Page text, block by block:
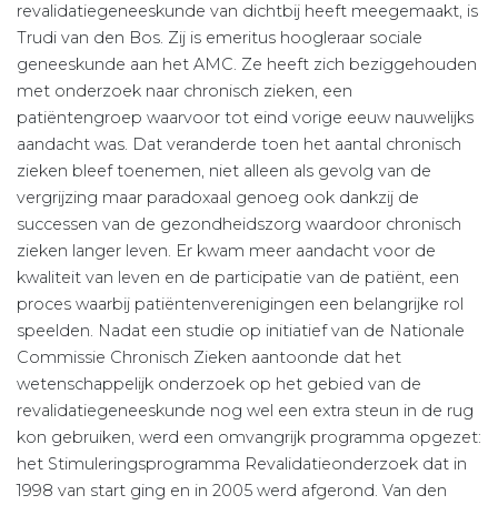
revalidatiegeneeskunde van dichtbij heeft meegemaakt, is
Trudi van den Bos. Zij is emeritus hoogleraar sociale
geneeskunde aan het AMC. Ze heeft zich beziggehouden
met onderzoek naar chronisch zieken, een
patiëntengroep waarvoor tot eind vorige eeuw nauwelijks
aandacht was. Dat veranderde toen het aantal chronisch
zieken bleef toenemen, niet alleen als gevolg van de
vergrijzing maar paradoxaal genoeg ook dankzij de
successen van de gezondheidszorg waardoor chronisch
zieken langer leven. Er kwam meer aandacht voor de
kwaliteit van leven en de participatie van de patiënt, een
proces waarbij patiëntenverenigingen een belangrijke rol
speelden. Nadat een studie op initiatief van de Nationale
Commissie Chronisch Zieken aantoonde dat het
wetenschappelijk onderzoek op het gebied van de
revalidatiegeneeskunde nog wel een extra steun in de rug
kon gebruiken, werd een omvangrijk programma opgezet:
het Stimuleringsprogramma Revalidatieonderzoek dat in
1998 van start ging en in 2005 werd afgerond. Van den